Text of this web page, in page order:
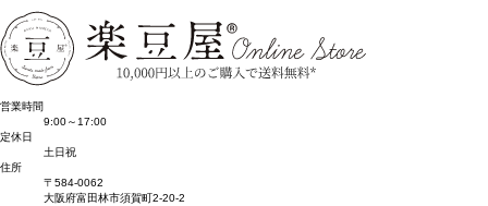
営業時間
9:00～17:00
定休日
土日祝
住所
〒584-0062
大阪府富田林市須賀町2-20-2